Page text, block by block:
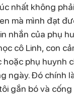
nhất không
mà mình đạt
nhắn của phụ
cô Linh, con
phụ huynh
ngày. Đó chính
gắn bó và